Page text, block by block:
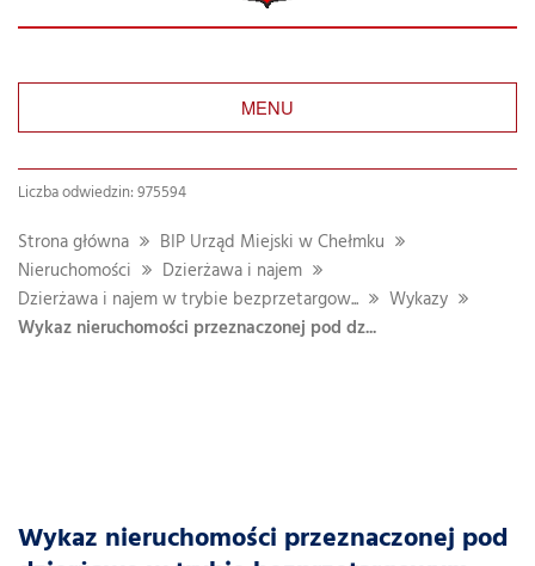
MENU
Liczba odwiedzin: 975594
Strona główna
BIP Urząd Miejski w Chełmku
Nieruchomości
Dzierżawa i najem
Dzierżawa i najem w trybie bezprzetargow...
Wykazy
Wykaz nieruchomości przeznaczonej pod dz...
Wykaz nieruchomości przeznaczonej pod